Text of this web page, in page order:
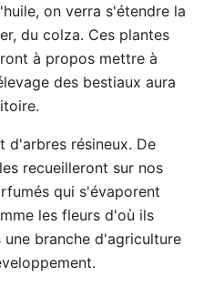
on verra s'étendre la
du colza. Ces plantes
à propos mettre à
des bestiaux aura
d'arbres résineux. De
recueilleront sur nos
qui s'évaporent
les fleurs d'où ils
branche d'agriculture